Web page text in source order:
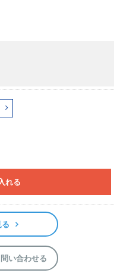
れる
い合わせる